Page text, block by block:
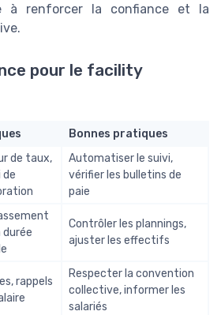
à renforcer la confiance et la
pour le facility
Bonnes pratiques
de taux,
de
Automatiser le suivi,
vérifier les bulletins de
paie
durée
Contrôler les plannings,
ajuster les effectifs
rappels
Respecter la convention
collective, informer les
salariés